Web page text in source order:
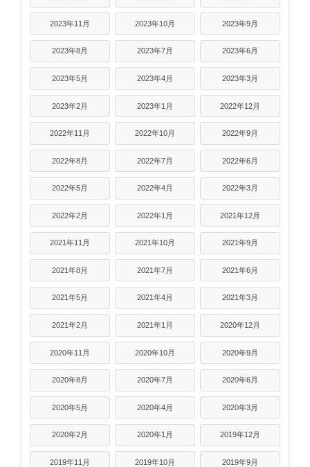
2023年11月 2023年10月 2023年9月
2023年8月 2023年7月 2023年6月
2023年5月 2023年4月 2023年3月
2023年2月 2023年1月 2022年12月
2022年11月 2022年10月 2022年9月
2022年8月 2022年7月 2022年6月
2022年5月 2022年4月 2022年3月
2022年2月 2022年1月 2021年12月
2021年11月 2021年10月 2021年9月
2021年8月 2021年7月 2021年6月
2021年5月 2021年4月 2021年3月
2021年2月 2021年1月 2020年12月
2020年11月 2020年10月 2020年9月
2020年8月 2020年7月 2020年6月
2020年5月 2020年4月 2020年3月
2020年2月 2020年1月 2019年12月
2019年11月 2019年10月 2019年9月